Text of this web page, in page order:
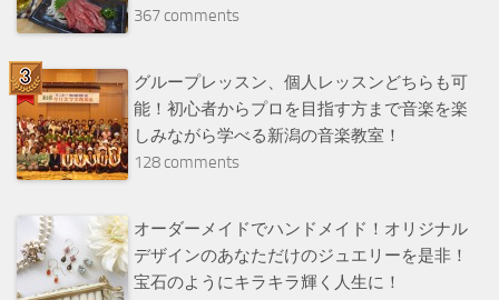
367 comments
グループレッスン、個人レッスンどちらも可
能！初心者からプロを目指す方まで音楽を楽
しみながら学べる新潟の音楽教室！
128 comments
オーダーメイドでハンドメイド！オリジナル
デザインのあなただけのジュエリーを是非！
宝石のようにキラキラ輝く人生に！